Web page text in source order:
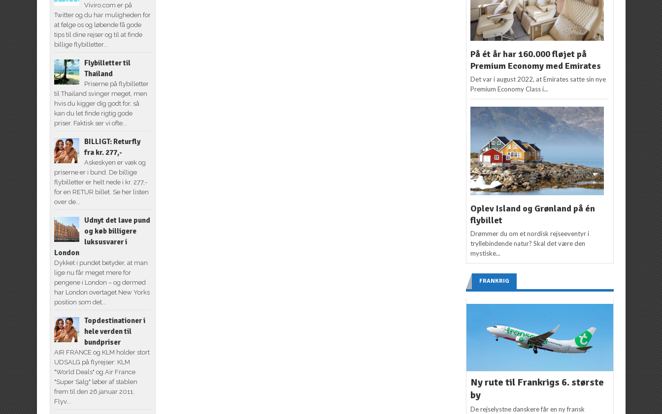
Viviro.com er på
Twitter og du har muligheden for
at følge os og løbende få gode
tips til dine rejser og til at finde
billige flybilletter...
Flybilletter til
Thailand
Priserne på flybilletter
til Thailand svinger meget, men
hvis du kigger dig godt for, så
kan du let finde rigtig gode
priser. Faktisk ser vi ofte...
BILLIGT: Returfly
fra kr. 277,-
Askeskyen er væk og
priserne er i bund. De billige
flybilletter er helt nede i kr. 277,-
for en RETUR billet. Se her listen
over de...
Udnyt det lave pund
og køb billigere
luksusvarer i
London
Dykket i pundet betyder, at man
lige nu får meget mere for
pengene i London – og dermed
har London overtaget New Yorks
position som det...
Topdestinationer i
hele verden til
bundpriser
AIR FRANCE og KLM holder stort
UDSALG på flyrejser: KLM
"World Deals" og Air France
"Super Salg" løber af stablen
frem til den 26.januar 2011.
Flyv...
På ét år har 160.000 fløjet på
Premium Economy med Emirates
Det var i august 2022, at Emirates satte sin nye
Premium Economy Class i...
Oplev Island og Grønland på én
flybillet
Drømmer du om et nordisk rejseeventyr i
tryllebindende natur? Skal det være den
mystiske...
FRANKRIG
Ny rute til Frankrigs 6. største
by
De rejselystne danskere får en ny fransk